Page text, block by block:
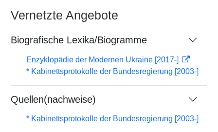
Vernetzte Angebote
Biografische Lexika/Biogramme
Enzyklopädie der Modernen Ukraine [2017-]
* Kabinettsprotokolle der Bundesregierung [2003-]
Quellen(nachweise)
* Kabinettsprotokolle der Bundesregierung [2003-]